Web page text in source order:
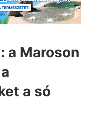
a Maroson
a só